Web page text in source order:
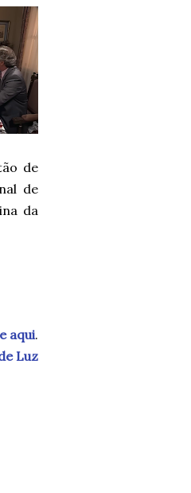
de
de
da
aqui.
Luz